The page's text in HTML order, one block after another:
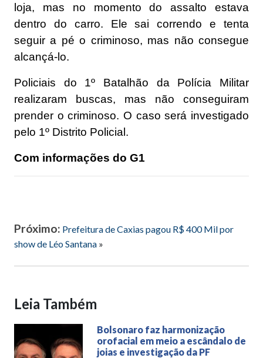
loja, mas no momento do assalto estava
dentro do carro. Ele sai correndo e tenta
seguir a pé o criminoso, mas não consegue
alcançá-lo.
Policiais do 1º Batalhão da Polícia Militar
realizaram buscas, mas não conseguiram
prender o criminoso. O caso será investigado
pelo 1º Distrito Policial.
Com informações do G1
Próximo: Prefeitura de Caxias pagou R$ 400 Mil por
show de Léo Santana »
Leia Também
Bolsonaro faz harmonização
orofacial em meio a escândalo de
joias e investigação da PF